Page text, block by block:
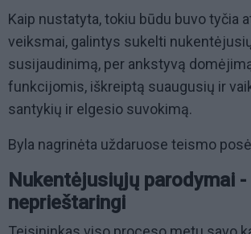
Kaip nustatyta, tokiu būdu buvo tyčia
veiksmai, galintys sukelti
susijaudinimą, per ankstyvą
funkcijomis, iškreiptą suaugusių ir
santykių ir elgesio suvokimą.
Byla nagrinėta uždaruose teismo
Nukentėjusiųjų parodymai -
neprieštaringi